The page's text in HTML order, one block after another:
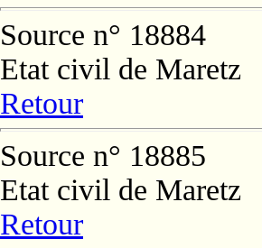
Source n° 18884
Etat civil de Maretz
Retour
Source n° 18885
Etat civil de Maretz
Retour